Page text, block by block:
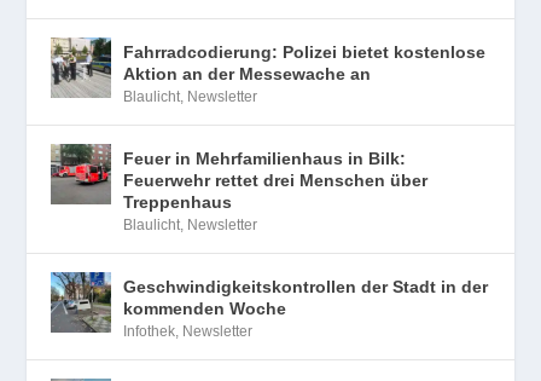
Fahrradcodierung: Polizei bietet kostenlose
Aktion an der Messewache an
Blaulicht Newsletter
Feuer in Mehrfamilienhaus in Bilk:
Feuerwehr rettet drei Menschen über
Treppenhaus
Blaulicht Newsletter
Geschwindigkeitskontrollen der Stadt in der
kommenden Woche
Infothek Newsletter